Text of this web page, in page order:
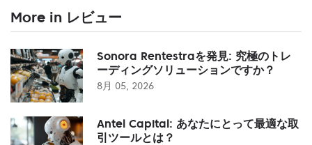
More in レビュー
Sonora Rentestraを発見: 究極のトレ
ーディングソリューションですか？
8月 05, 2026
Antel Capital: あなたにとって最適な取
引ツールとは？